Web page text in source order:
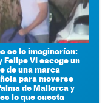
se lo imaginarían:
Felipe VI escoge un
de una marca
para moverse
de Mallorca y
lo que cuesta